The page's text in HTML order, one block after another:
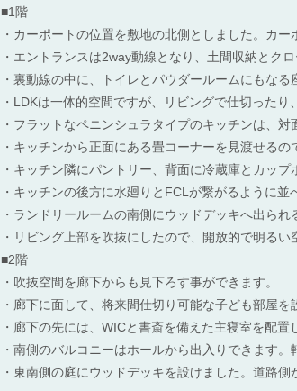
■1階
・カーポートの位置を敷地の北側としました。カ
・エントランスは2way動線となり、土間収納とク
・裏動線の中に、トイレとパウダールームにもなる
・LDKは一体的空間ですが、リビングで仕切った
・フラットなペニンシュラタイプのキッチンは、対
・キッチンから正面にある畳コーナーを見渡せる
・キッチン隣にパントリー、背面に冷蔵庫とカップ
・キッチンの後方に水廻りとFCLが繋がるように並
・ランドリールームの南側にウッドデッキへ出ら
・リビング上部を吹抜にしたので、開放的で明るい
■2階
・吹抜空間を廊下からも見下ろす事ができます。
・廊下に面して、将来間仕切り可能な子ども部屋を
・廊下の先には、WICと書斎を備えた主寝室を配置
・南側のバルコニーはホールから出入りできます
・東南側の庭にウッドデッキを設けました。道路